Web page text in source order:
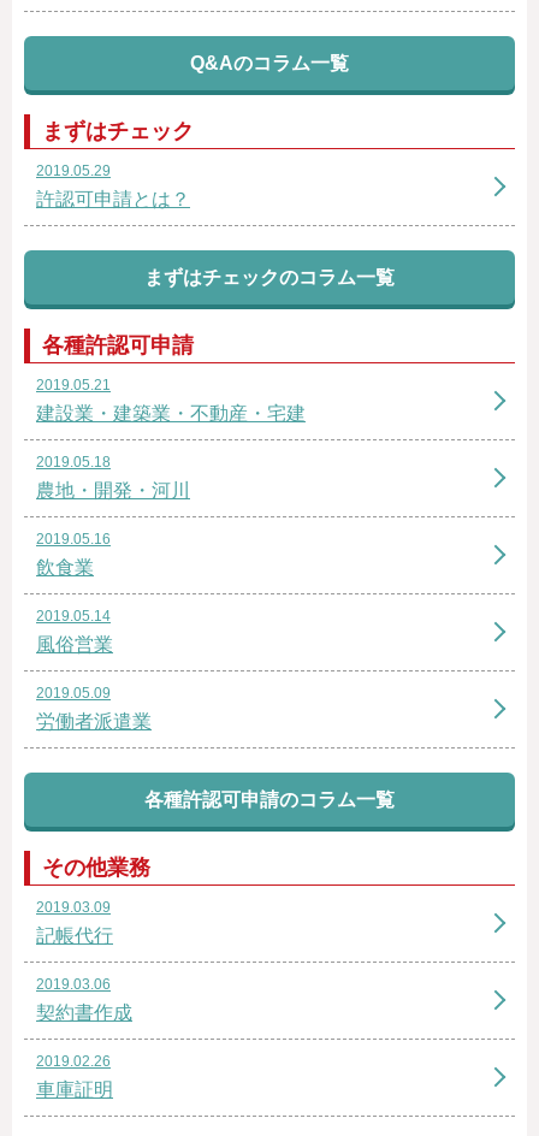
Q&Aのコラム一覧
まずはチェック
2019.05.29
許認可申請とは？
まずはチェックのコラム一覧
各種許認可申請
2019.05.21
建設業・建築業・不動産・宅建
2019.05.18
農地・開発・河川
2019.05.16
飲食業
2019.05.14
風俗営業
2019.05.09
労働者派遣業
各種許認可申請のコラム一覧
その他業務
2019.03.09
記帳代行
2019.03.06
契約書作成
2019.02.26
車庫証明